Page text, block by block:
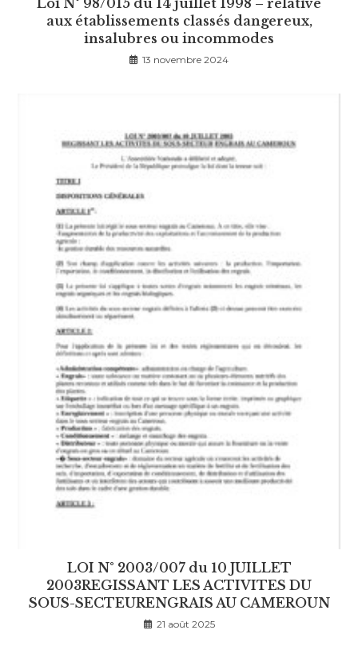
aux établissements classés dangereux,
insalubres ou incommodes
13 novembre 2024
LOI N° 2003/007 du 10 JUILLET
2003REGISSANT LES ACTIVITES DU
SOUS-SECTEURENGRAIS AU CAMEROUN
21 août 2025